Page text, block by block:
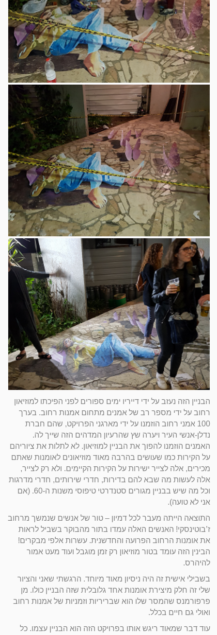
הבניין הזה נעזב על ידי דייריו ימים ספורים לפני הפיכתו למוזיאון
רחוב על ידי מספר רב של אמנים מתחום אמנות רחוב. בערך
100 אמני רחוב הוזמנו על ידי מארגני הפרויקט, שהם חברת
נדלן-אנשי העיר ויערה שץ שהרעיון המדהים הזה שייך לה.
האמנים הוזמנו להפוך את הבניין למוזיאון. לא לתלות את ציוריהם
על הקירות כמו שעושים בהרבה מאוד מוזיאונים לאומנות שאתם
מכירים, אלה לצייר ישירות על הקירות הקיימים. ולא רק לצייר,
אלה לעשות מה שבא להם בדירות, חדרי שירותים, חדרי מדרגות
וכל מה שיש בבניין מגורים סטנדרטי טיפוסי משנות ה-60. (אם
אני לא טועה).
התוצאה הייתה מעבר לכל דמיון – טור של אנשים שנמשך מרחוב
ז’בוטינסקי! האנשים האלה עמדו בתור מהבוקר בשביל לראות
את אומנות הרחוב הפרועה והחדשנית. עשרות אלפי מבקרים!
הבינין הזה עומד בטור מוזיאון רק זמן מוגבל ועוד מעט אמור
להיהרס.
בשבילי אישית זה היה ניסיון מאוד מיוחד. הרגשתי שאני והציור
שלי זה חלק מיצירת אומנות אחד גלובלית שזה הבניין כולו. מן
פרפורמנס שהמסר שלו הוא שבריריות וזמניות של אמנות רחוב
ואולי גם חיים בכלל.
עוד דבר שמאוד ריגש אותו בפרויקט הזה הוא הבניין עצמו. כל